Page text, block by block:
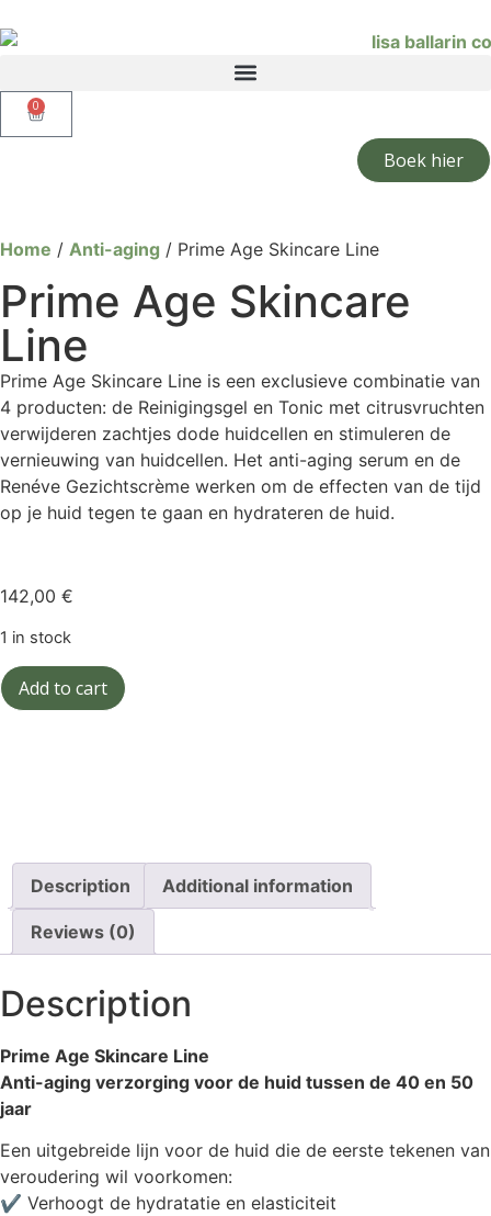
0
Boek hier
Home / Anti-aging / Prime Age Skincare Line
Prime Age Skincare
Line
Prime Age Skincare Line is een exclusieve combinatie van
4 producten: de Reinigingsgel en Tonic met citrusvruchten
verwijderen zachtjes dode huidcellen en stimuleren de
vernieuwing van huidcellen. Het anti-aging serum en de
Renéve Gezichtscrème werken om de effecten van de tijd
op je huid tegen te gaan en hydrateren de huid.
142,00 €
1 in stock
Add to cart
Description Additional information
Reviews (0)
Description
Prime Age Skincare Line
Anti-aging verzorging voor de huid tussen de 40 en 50
jaar
Een uitgebreide lijn voor de huid die de eerste tekenen van
veroudering wil voorkomen:
✔️ Verhoogt de hydratatie en elasticiteit